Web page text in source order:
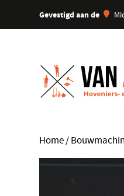
Gevestigd aan de
Home/